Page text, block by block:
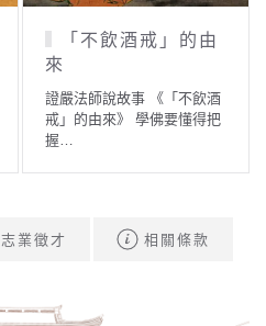
「不飲酒戒」的由
來
證嚴法師說故事 《「不飲酒
戒」的由來》 學佛要懂得把
握…
志業徵才 相關條款